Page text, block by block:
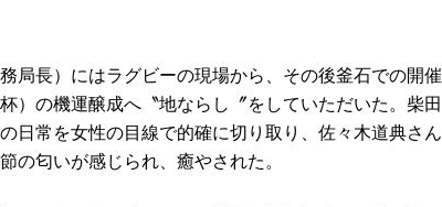
局長）にはラグビーの現場から、その後釜石での開催
）の機運醸成へ〝地ならし〞をしていただいた。柴田
日常を女性の目線で的確に切り取り、佐々木道典さん
の匂いが感じられ、癒やされた。